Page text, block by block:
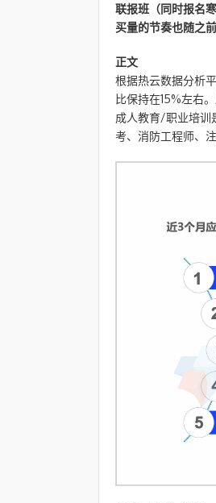
联报班（同时报名
买量的节奏也随之
正文
根据热云数据分析
比保持在15%左右。
成人教育/职业培训
考、消防工程师、